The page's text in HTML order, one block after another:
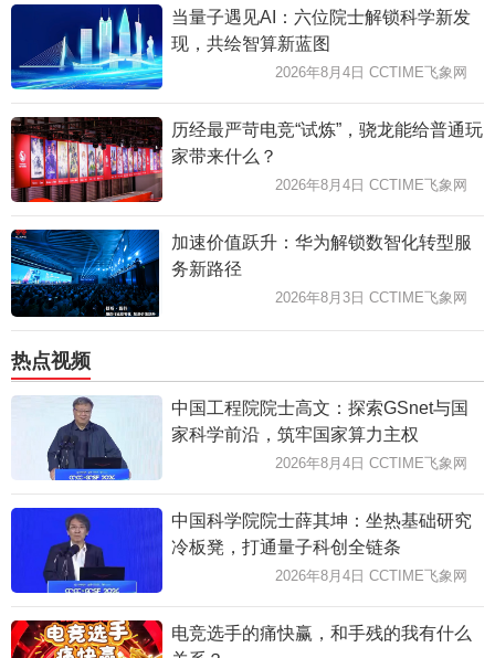
当量子遇见AI：六位院士解锁科学新发
现，共绘智算新蓝图
2026年8月4日 CCTIME飞象网
历经最严苛电竞“试炼”，骁龙能给普通玩
家带来什么？
2026年8月4日 CCTIME飞象网
加速价值跃升：华为解锁数智化转型服
务新路径
2026年8月3日 CCTIME飞象网
热点视频
中国工程院院士高文：探索GSnet与国
家科学前沿，筑牢国家算力主权
2026年8月4日 CCTIME飞象网
中国科学院院士薛其坤：坐热基础研究
冷板凳，打通量子科创全链条
2026年8月4日 CCTIME飞象网
电竞选手的痛快赢，和手残的我有什么